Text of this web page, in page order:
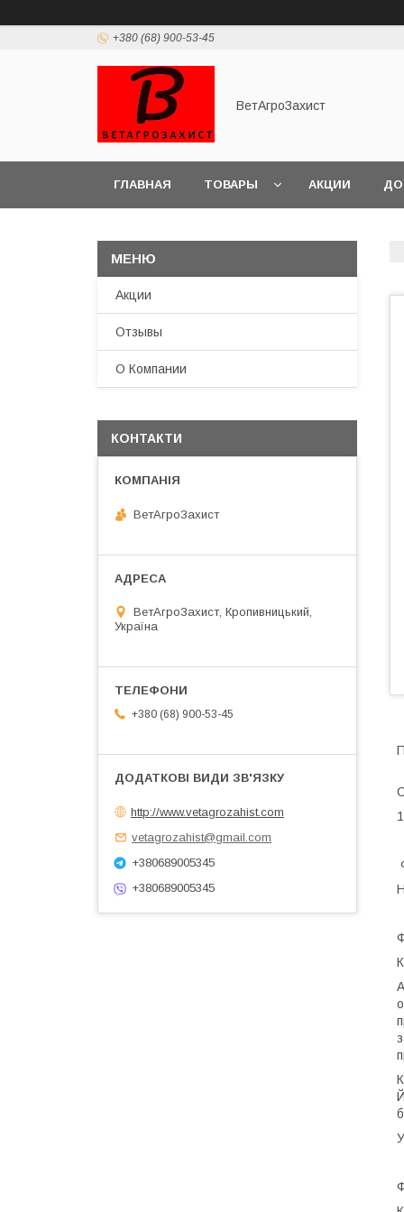
+380 (68) 900-53-45
ВетАгроЗахист
ГЛАВНАЯ ТОВАРЫ АКЦИИ
Акции
Отзывы
О Компании
КОНТАКТИ
ВетАгроЗахист
ВетАгроЗахист, Кропивницький,
Україна
+380 (68) 900-53-45
http://www.vetagrozahist.com
vetagrozahist@gmail.com
+380689005345
+380689005345